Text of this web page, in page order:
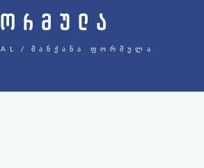
ᲛᲐᲜᲥᲐᲜᲐ ᲤᲝᲠᲛᲣᲚᲐ